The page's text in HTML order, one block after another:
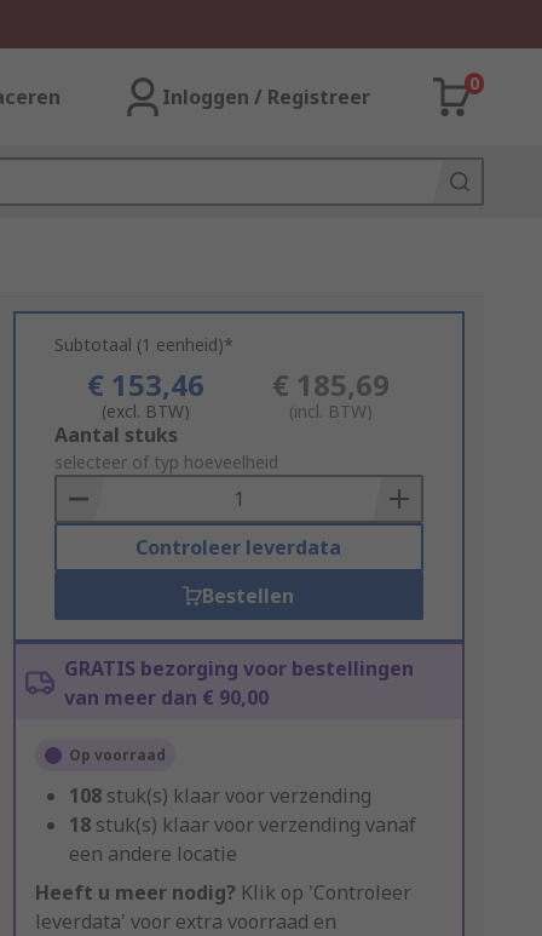
Inloggen / Registreer
0
Subtotaal (1 eenheid)*
€ 153,46
(excl. BTW)
€ 185,69
(incl. BTW)
Add
to
Basket
Aantal stuks
selecteer of typ hoeveelheid
Controleer leverdata
Bestellen
GRATIS bezorging voor bestellingen
van meer dan € 90,00
Op voorraad
108 stuk(s) klaar voor verzending
18 stuk(s) klaar voor verzending vanaf
een andere locatie
Heeft u meer nodig? Klik op 'Controleer
leverdata' voor extra voorraad en